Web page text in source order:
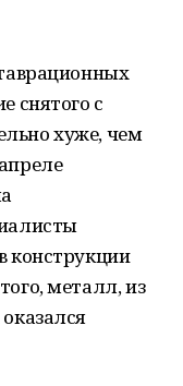
снятого с
хуже, чем
конструкции
металл, из